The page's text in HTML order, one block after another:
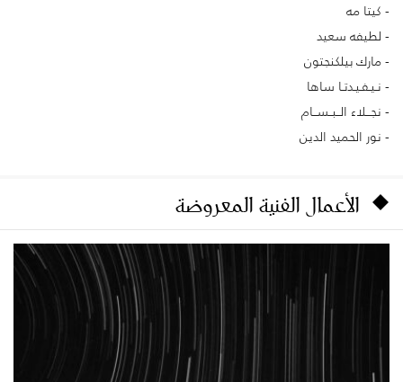
كيتا مه
لطيفه سعيد
مارك بيلكنجتون
نـيـفـيـدتـا ساها
نجـــلاء الــبــســام
نور الحميد الدين
الأعمال الفنية المعروضة